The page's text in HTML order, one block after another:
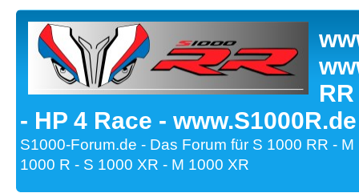
- HP 4 Race -
S1000-Forum.de - Das Forum für S 1000 RR -
1000 R - S 1000 XR - M 1000 XR